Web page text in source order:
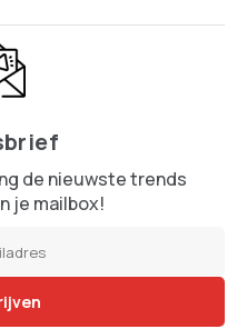
de nieuwste trends
je mailbox!